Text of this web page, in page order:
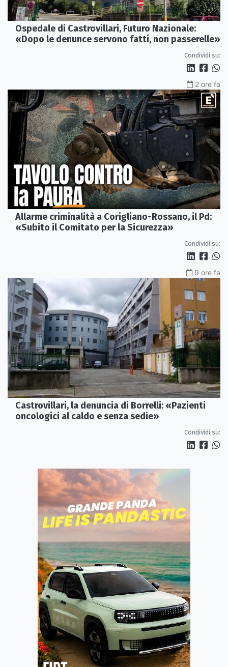
Ospedale di Castrovillari, Futuro Nazionale:
«Dopo le denunce servono fatti, non passerelle»
Condividi su:
2 ore fa
Allarme criminalità a Corigliano-Rossano, il Pd:
«Subito il Comitato per la Sicurezza»
Condividi su:
9 ore fa
Castrovillari, la denuncia di Borrelli: «Pazienti
oncologici al caldo e senza sedie»
Condividi su: